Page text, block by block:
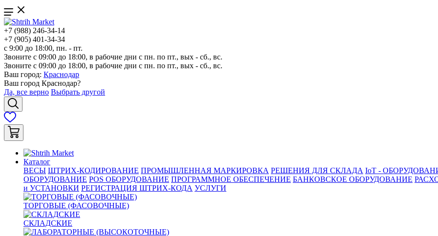
+7 (988) 246-34-14
+7 (905) 401-34-34
с 9:00 до 18:00, пн. - пт.
Звоните с 09:00 до 18:00, в рабочие дни с пн. по пт., вых - сб., вс.
Звоните с 09:00 до 18:00, в рабочие дни с пн. по пт., вых - сб., вс.
Ваш город: Краснодар
Ваш город Краснодар?
Да, все верно Выбрать другой
Каталог
ВЕСЫ ШТРИХ-КОДИРОВАНИЕ ПРОМЫШЛЕННАЯ МАРКИРОВКА РЕШЕНИЯ ДЛЯ СКЛАДА IoT -
ОБОРУДОВАНИЕ POS ОБОРУДОВАНИЕ ПРОГРАММНОЕ ОБЕСПЕЧЕНИЕ БАНКОВСКОЕ ОБОРУДОВАНИЕ
и УСТАНОВКИ РЕГИСТРАЦИЯ ШТРИХ-КОДА УСЛУГИ
ТОРГОВЫЕ (ФАСОВОЧНЫЕ)
СКЛАДСКИЕ